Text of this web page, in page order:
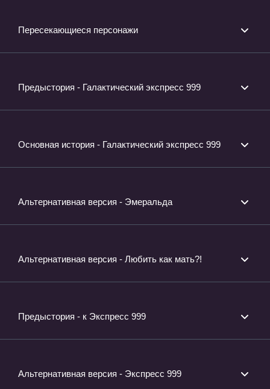
Пересекающиеся персонажи
Предыстория - Галактический экспресс 999
Основная история - Галактический экспресс 999
Альтернативная версия - Эмеральда
Альтернативная версия - Любить как мать?!
Предыстория - к Экспресс 999
Альтернативная версия - Экспресс 999